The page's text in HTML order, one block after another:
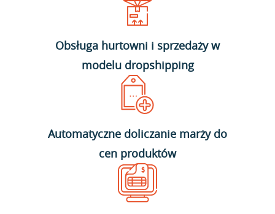
Obsługa hurtowni i sprzedaży w
modelu dropshipping
Automatyczne doliczanie marży do
cen produktów